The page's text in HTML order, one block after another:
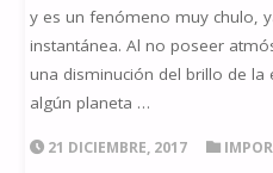
y es un fenómeno muy chulo,
instantánea. Al no poseer
una disminución del brillo de
algún planeta …
21 DICIEMBRE, 2017